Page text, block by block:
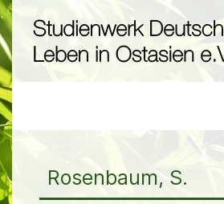
Rosenbaum, S.